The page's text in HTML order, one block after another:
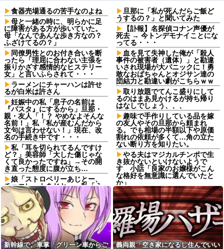
食器売場通るの苦手なのよね
母と一緒の時に、明らかに足
に障害がある方が歩いていた。
母「なんであんな歩き方なの？
ふざけてるの？」
同僚男性とのお付き合いを断
ったら「理屈に合わない主張を
振りかざす感情的なヒステリー
女」と言いふらされて・・・
ラーメンにチャーハンは許せ
るが白米は許さん
妊娠中の私「息子の名前は
『パスタ』にするから」旦那・
親・友人「！？ やめなよそんな
名前！」私「私が産むんだから
文句は言わせない！」現在、改
名の手続き中です・・・
私「耳を切られてるんですけ
ど？」美容師「大した傷じゃな
くて良かったですね」→その開
き直った態度に腹が立ち…
娘「ストロベリーあじとー、
チョコレートあじとー」私「え
っ、それもう一回言って？」→
娘の読み方を聞いて思わず混乱
してしまい…
嫁「こんなところで何してる
の？」俺「いや、その…」→ウ
ワキ相手と一緒のところを見ら
れ、最悪の修羅場になって…
旦那に「私が死んだらご飯ど
うするの？」と聞いてみた
【訃報】名探偵コナン声優が
死去 → 今トンデモナイことにな
ってる・・・
血を見て失神した俺が「殺人
事件の被害者（遺体）」と勘違
いされ現場が大パニックに！勇
敢なおばちゃんとオジサン達の
団結力と勘違い劇がこちらｗｗ
取り放題でてんこ盛りにして
るのはまあ見かけるが持ち帰り
はなしでしょう、、、
趣味で手作りしている品を嫁
の友人やその旦那から頼まれ
る。でも相場の半額以下や原価
割れの依頼が多くて…角の立た
ない断り方を知りたい。
やる夫はマジカルチンポで生
き抜かないといけないようで
す 小話「良家のお嬢様がこん
な格好を無意識に選んでいたと
か」
【悲報】お弁当屋さん、消費
税が下がっても値段据え置き
【画像】ボスJK、撮られるｗ
ｗｗｗｗｗｗｗｗｗ
夫「会社辞めて実家で仕事探
したい」私「応援するよ」→と
ころが退職届ではなく、まさか
新幹線で。車掌「グリーン車からご
義両親「空き家になるし住んでいい